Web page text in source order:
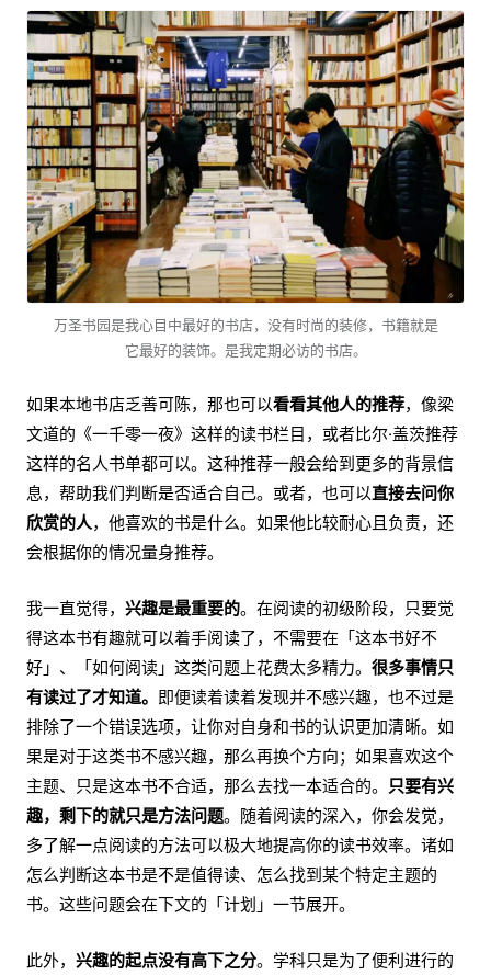
万圣书园是我心目中最好的书店，没有时尚的装修，书籍就是
它最好的装饰。是我定期必访的书店。
如果本地书店乏善可陈，那也可以看看其他人的推荐，像梁
文道的《一千零一夜》这样的读书栏目，或者比尔·盖茨推荐
这样的名人书单都可以。这种推荐一般会给到更多的背景信
息，帮助我们判断是否适合自己。或者，也可以直接去问你
欣赏的人，他喜欢的书是什么。如果他比较耐心且负责，还
会根据你的情况量身推荐。
我一直觉得， 兴趣是最重要的。在阅读的初级阶段，只要觉
得这本书有趣就可以着手阅读了，不需要在「这本书好不
好」、「如何阅读」这类问题上花费太多精力。 很多事情只
有读过了才知道。 即便读着读着发现并不感兴趣，也不过是
排除了一个错误选项，让你对自身和书的认识更加清晰。如
果是对于这类书不感兴趣，那么再换个方向；如果喜欢这个
主题、只是这本书不合适，那么去找一本适合的。
只要有兴
趣，剩下的就只是方法问题。随着阅读的深入，你会发觉，
多了解一点阅读的方法可以极大地提高你的读书效率。诸如
怎么判断这本书是不是值得读、怎么找到某个特定主题的
书。这些问题会在下文的「计划」一节展开。
此外， 兴趣的起点没有高下之分。学科只是为了便利进行的